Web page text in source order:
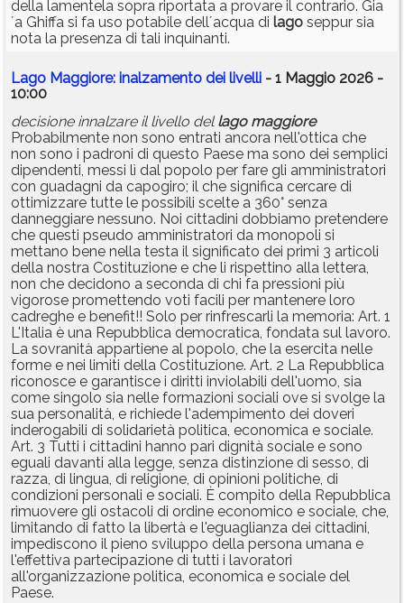
della lamentela sopra riportata a provare il contrario. Gia
´a Ghiffa si fa uso potabile dell´acqua di lago seppur sia
nota la presenza di tali inquinanti.
Lago Maggiore: inalzamento dei livelli - 1 Maggio 2026 -
10:00
decisione innalzare il livello dellago maggiore
Probabilmente non sono entrati ancora nell'ottica che
non sono i padroni di questo Paese ma sono dei semplici
dipendenti, messi lì dal popolo per fare gli amministratori
con guadagni da capogiro; il che significa cercare di
ottimizzare tutte le possibili scelte a 360° senza
danneggiare nessuno. Noi cittadini dobbiamo pretendere
che questi pseudo amministratori da monopoli si
mettano bene nella testa il significato dei primi 3 articoli
della nostra Costituzione e che li rispettino alla lettera,
non che decidono a seconda di chi fa pressioni più
vigorose promettendo voti facili per mantenere loro
cadreghe e benefit!! Solo per rinfrescarli la memoria: Art. 1
L'Italia è una Repubblica democratica, fondata sul lavoro.
La sovranità appartiene al popolo, che la esercita nelle
forme e nei limiti della Costituzione. Art. 2 La Repubblica
riconosce e garantisce i diritti inviolabili dell'uomo, sia
come singolo sia nelle formazioni sociali ove si svolge la
sua personalità, e richiede l'adempimento dei doveri
inderogabili di solidarietà politica, economica e sociale.
Art. 3 Tutti i cittadini hanno pari dignità sociale e sono
eguali davanti alla legge, senza distinzione di sesso, di
razza, di lingua, di religione, di opinioni politiche, di
condizioni personali e sociali. È compito della Repubblica
rimuovere gli ostacoli di ordine economico e sociale, che,
limitando di fatto la libertà e l'eguaglianza dei cittadini,
impediscono il pieno sviluppo della persona umana e
l'effettiva partecipazione di tutti i lavoratori
all'organizzazione politica, economica e sociale del
Paese.